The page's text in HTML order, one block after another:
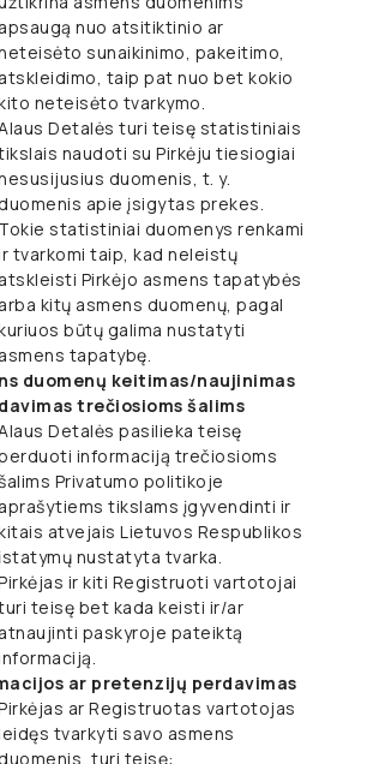
apsaugą nuo atsitiktinio ar
sunaikinimo, pakeitimo,
atskleidimo, taip pat nuo bet kokio
neteisėto tvarkymo.
Detalės turi teisę statistiniais
naudoti su Pirkėju tiesiogiai
duomenis, t. y.
duomenis apie įsigytas prekes.
Tokie statistiniai duomenys renkami
tvarkomi taip, kad neleistų
atskleisti Pirkėjo asmens tapatybės
arba kitų asmens duomenų, pagal
būtų galima nustatyti
asmens tapatybę.
duomenų keitimas/naujinimas
trečiosioms šalims
Detalės pasilieka teisę
informaciją trečiosioms
Privatumo politikoje
aprašytiems tikslams įgyvendinti ir
atvejais Lietuvos Respublikos
įstatymų nustatyta tvarka.
ir kiti Registruoti vartotojai
teisę bet kada keisti ir/ar
atnaujinti paskyroje pateiktą
ar pretenzijų perdavimas
ar Registruotas vartotojas
tvarkyti savo asmens
duomenis, turi teisę: